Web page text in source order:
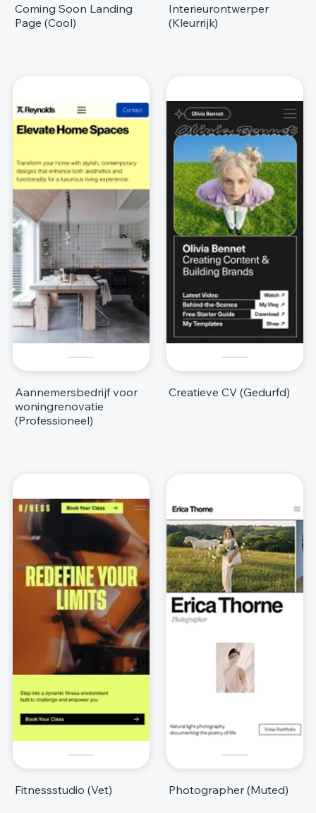
Coming Soon Landing
Page (Cool)
Interieurontwerper
(Kleurrijk)
Aannemersbedrijf voor
woningrenovatie
(Professioneel)
Creatieve CV (Gedurfd)
Fitnessstudio (Vet) Photographer (Muted)